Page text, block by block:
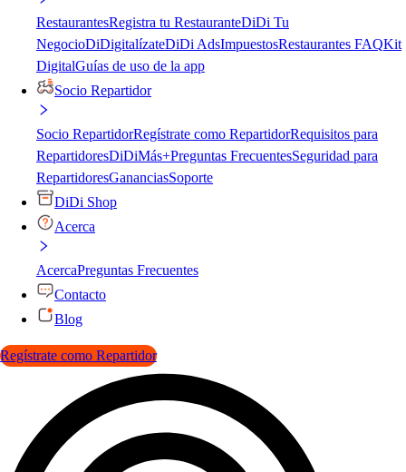
RestaurantesRegistra tu RestauranteDiDi Tu
NegocioDiDigitalízateDiDi AdsImpuestosRestaurantes FAQKit
DigitalGuías de uso de la app
Socio Repartidor
Socio RepartidorRegístrate como RepartidorRequisitos para
RepartidoresDiDiMás+Preguntas FrecuentesSeguridad para
RepartidoresGananciasSoporte
DiDi Shop
Acerca
AcercaPreguntas Frecuentes
Contacto
Blog
Regístrate como Repartidor